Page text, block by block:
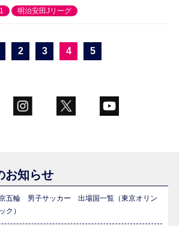
明治安田Jリーグ
2 3 4 5
お知らせ
五輪 男子サッカー 出場国一覧（東京オリン
ク）